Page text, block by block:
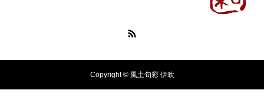
Copyright © 風土旬彩 伊吹